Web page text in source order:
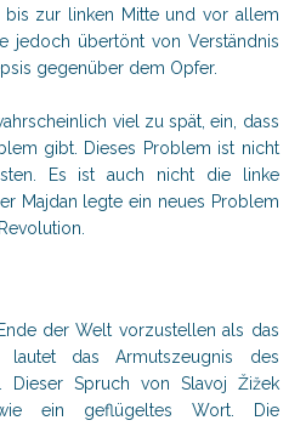
bis zur linken Mitte und vor allem
jedoch übertönt von Verständnis
gegenüber dem Opfer.
viel zu spät, ein, dass
gibt. Dieses Problem ist nicht
Es ist auch nicht die linke
Majdan legte ein neues Problem
der Welt vorzustellen als das
lautet das Armutszeugnis des
Dieser Spruch von Slavoj Žižek
ein geflügeltes Wort. Die